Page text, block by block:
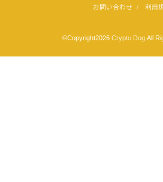
お問い合わせ 利用
©Copyright2026 Crypto Dog.All